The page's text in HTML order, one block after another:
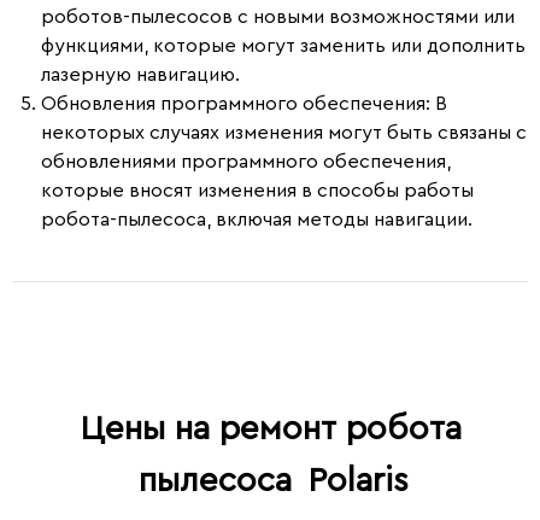
роботов-пылесосов с новыми возможностями или
функциями, которые могут заменить или дополнить
лазерную навигацию.
Обновления программного обеспечения: В
некоторых случаях изменения могут быть связаны с
обновлениями программного обеспечения,
которые вносят изменения в способы работы
робота-пылесоса, включая методы навигации.
Цены на ремонт робота
пылесоса
Polaris